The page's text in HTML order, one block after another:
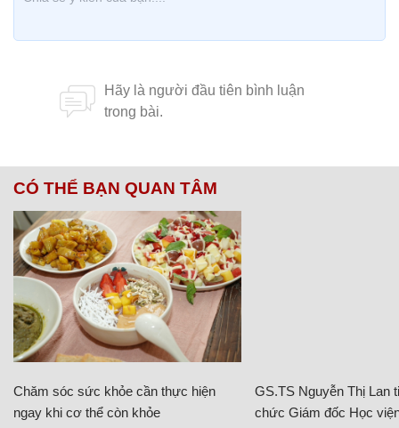
CÓ THỂ BẠN QUAN TÂM
Chăm sóc sức khỏe cần thực hiện
ngay khi cơ thể còn khỏe
GS.TS Nguyễn Thị Lan
chức Giám đốc Học